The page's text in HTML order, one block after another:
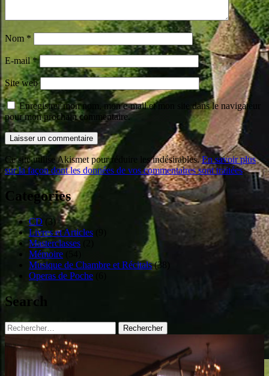
Nom *
E-mail*
Site web
Enregistrer mon nom, mon e-mail et mon site dans le navigateur
pour mon prochain commentaire.
Ce site utilise Akismet pour réduire les indésirables.En savoir plus
sur la façon dont les données de vos commentaires sont traitées.
Categories
CD (3)
Livres et Articles
Masterclasses
Mémoire
Musique de Chambre et Récitals(38)
Operas de Poche
Search
Rechercher :